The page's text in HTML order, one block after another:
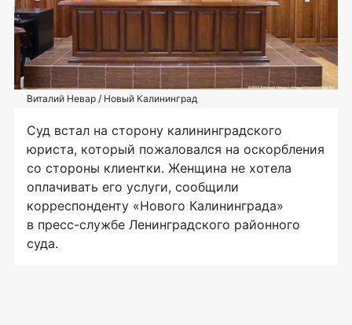
Виталий Невар / Новый Калининград
Суд встал на сторону калининградского
юриста, который пожаловался на оскорбления
со стороны клиентки. Женщина не хотела
оплачивать его услуги, сообщили
корреспонденту «Нового Калининграда»
в пресс-службе Ленинградского районного
суда.